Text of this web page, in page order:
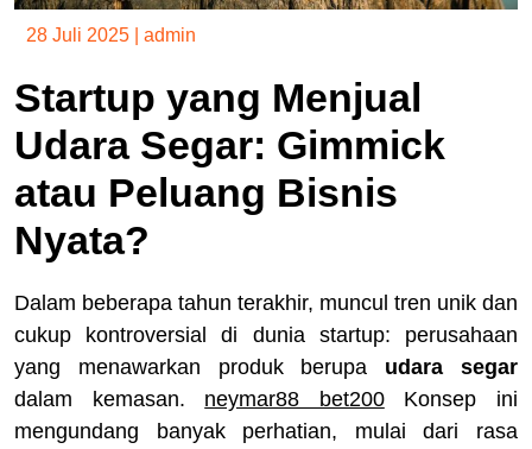
28 Juli 2025 admin
Startup yang Menjual
Udara Segar: Gimmick
atau Peluang Bisnis
Nyata?
Dalam beberapa tahun terakhir, muncul tren unik dan
cukup kontroversial di dunia startup: perusahaan
yang menawarkan produk berupa udara segar
dalam kemasan. neymar88 bet200Konsep ini
mengundang banyak perhatian, mulai dari rasa